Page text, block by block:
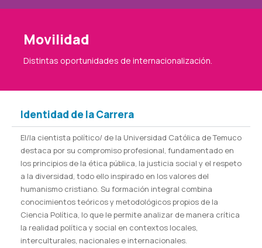
Movilidad
Distintas oportunidades de internacionalización.
Identidad de la Carrera
El/la cientista político/ de la Universidad Católica de Temuco
destaca por su compromiso profesional, fundamentado en
los principios de la ética pública, la justicia social y el respeto
a la diversidad, todo ello inspirado en los valores del
humanismo cristiano. Su formación integral combina
conocimientos teóricos y metodológicos propios de la
Ciencia Política, lo que le permite analizar de manera crítica
la realidad política y social en contextos locales,
interculturales, nacionales e internacionales.